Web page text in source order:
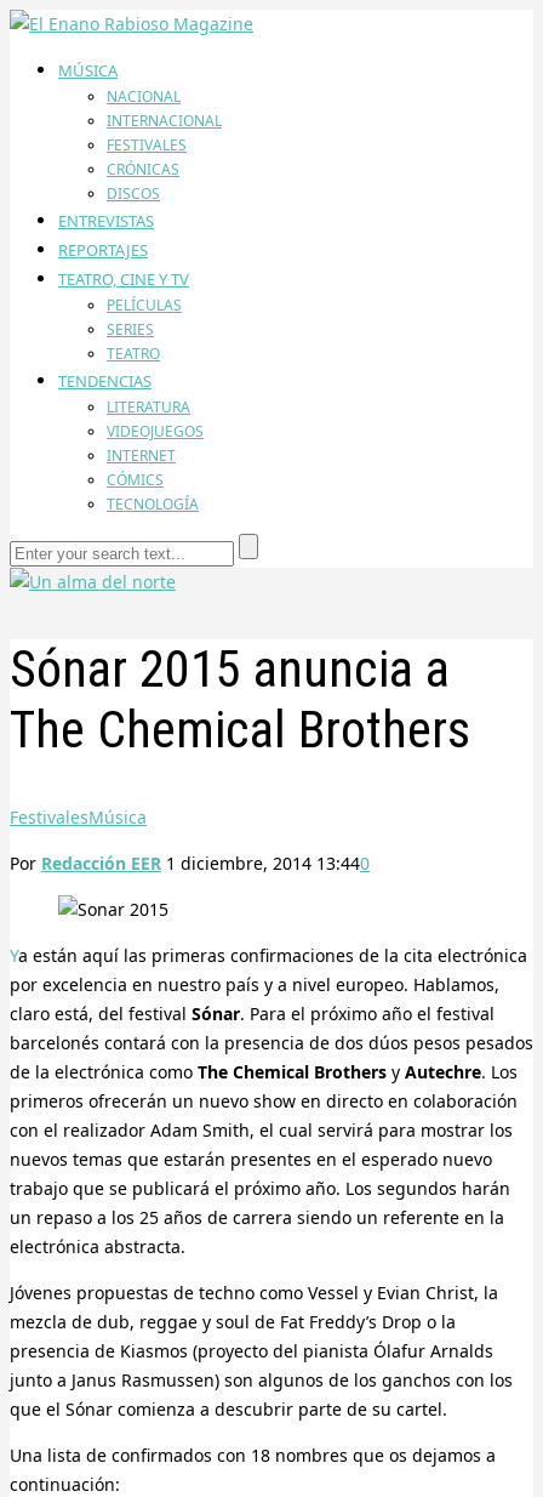
MÚSICA
NACIONAL
INTERNACIONAL
FESTIVALES
CRÓNICAS
DISCOS
ENTREVISTAS
REPORTAJES
TEATRO, CINE Y TV
PELÍCULAS
SERIES
TEATRO
TENDENCIAS
LITERATURA
VIDEOJUEGOS
INTERNET
CÓMICS
TECNOLOGÍA
Sónar 2015 anuncia a
The Chemical Brothers
FestivalesMúsica
Por Redacción EER 1 diciembre, 2014 13:440
Ya están aquí las primeras confirmaciones de la cita electrónica
por excelencia en nuestro país y a nivel europeo. Hablamos,
claro está, del festival Sónar. Para el próximo año el festival
barcelonés contará con la presencia de dos dúos pesos pesados
de la electrónica como The Chemical Brothers y Autechre. Los
primeros ofrecerán un nuevo show en directo en colaboración
con el realizador Adam Smith, el cual servirá para mostrar los
nuevos temas que estarán presentes en el esperado nuevo
trabajo que se publicará el próximo año. Los segundos harán
un repaso a los 25 años de carrera siendo un referente en la
electrónica abstracta.
Jóvenes propuestas de techno como Vessel y Evian Christ, la
mezcla de dub, reggae y soul de Fat Freddy’s Drop o la
presencia de Kiasmos (proyecto del pianista Ólafur Arnalds
junto a Janus Rasmussen) son algunos de los ganchos con los
que el Sónar comienza a descubrir parte de su cartel.
Una lista de confirmados con 18 nombres que os dejamos a
continuación: